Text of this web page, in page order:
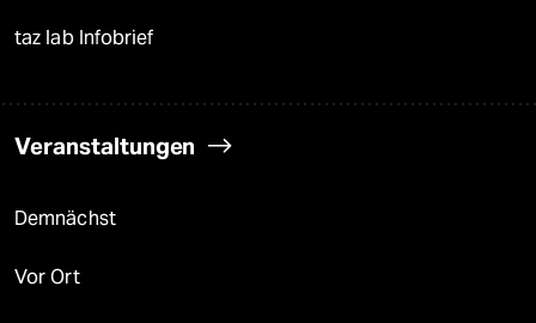
taz lab Infobrief
Veranstaltungen
Demnächst
Vor Ort